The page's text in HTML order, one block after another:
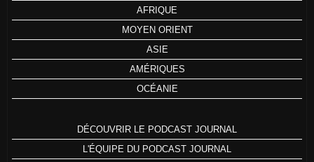
AFRIQUE
MOYEN ORIENT
ASIE
AMÉRIQUES
OCÉANIE
DÉCOUVRIR LE PODCAST JOURNAL
L'ÉQUIPE DU PODCAST JOURNAL